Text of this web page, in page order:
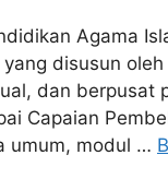
Agama
disusun
dan berpusat
Capaian
umum, modul …